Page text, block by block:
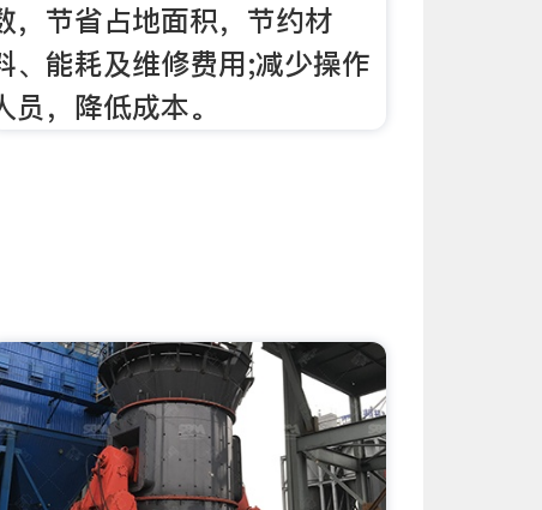
，节省占地面积，节约材
、能耗及维修费用;减少操作
员，降低成本。